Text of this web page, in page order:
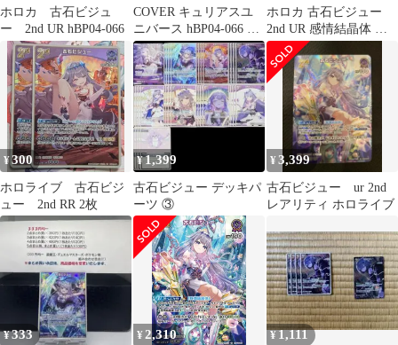
ホロカ 古石ビジュ
ー 2nd UR hBP04-066
COVER キュリアスユ
ニバース hBP04-066 古
石ビジュー UR
ホロカ 古石ビジュー
2nd UR 感情結晶体 ホ
ロライブ hololive
¥300
ホロライブ 古石ビジ
ュー 2nd RR 2枚
¥1,399
古石ビジュー デッキパ
ーツ ③
¥3,399
古石ビジュー ur 2nd
レアリティ ホロライブ
¥333 ¥ 2,310 ¥1,111